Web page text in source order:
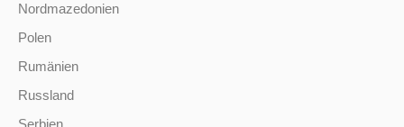
Nordmazedonien
Polen
Rumänien
Russland
Serbien